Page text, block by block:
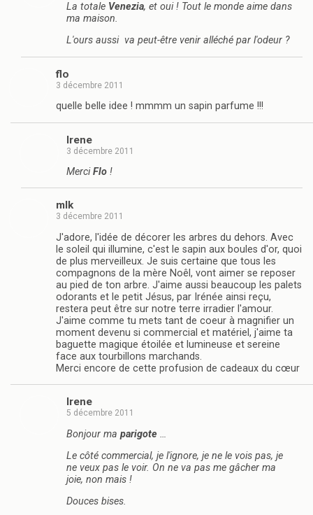
La totale Venezia, et oui ! Tout le monde aime dans
ma maison.
L'ours aussi va peut-être venir alléché par l'odeur ?
flo
3 décembre 2011
quelle belle idee ! mmmm un sapin parfume !!!
Irene
3 décembre 2011
MerciFlo !
mlk
3 décembre 2011
J'adore, l'idée de décorer les arbres du dehors. Avec
le soleil qui illumine, c'est le sapin aux boules d'or, quoi
de plus merveilleux. Je suis certaine que tous les
compagnons de la mère Noêl, vont aimer se reposer
au pied de ton arbre. J'aime aussi beaucoup les palets
odorants et le petit Jésus, par Irénée ainsi reçu,
restera peut être sur notre terre irradier l'amour.
J'aime comme tu mets tant de coeur à magnifier un
moment devenu si commercial et matériel, j'aime ta
baguette magique étoilée et lumineuse et sereine
face aux tourbillons marchands.
Merci encore de cette profusion de cadeaux du cœur
Irene
5 décembre 2011
Bonjour ma parigote …
Le côté commercial, je l'ignore, je ne le vois pas, je
ne veux pas le voir. On ne va pas me gâcher ma
joie, non mais !
Douces bises.